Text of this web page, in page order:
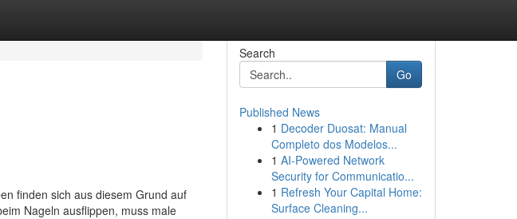
finden sich aus diesem Grund auf
Nageln ausflippen, muss male
Search
Go
Published News
1 Decoder Duosat: Manual
Completo dos Modelos...
1 AI-Powered Network
Security for Communicatio...
1 Refresh Your Capital Home:
Surface Cleaning...